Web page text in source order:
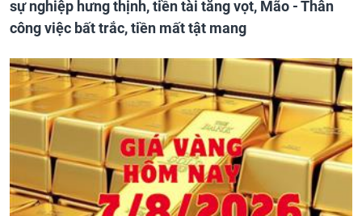
sự nghiệp hưng thịnh, tiền tài tăng vọt, Mão - Thân
công việc bất trắc, tiền mất tật mang